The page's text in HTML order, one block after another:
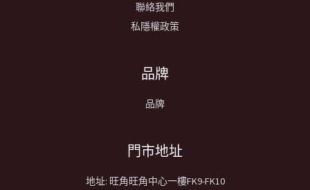
聯絡我們
私隱權政策
品牌
品牌
​門市地址
地址: 旺角旺角中心一樓FK9-FK10